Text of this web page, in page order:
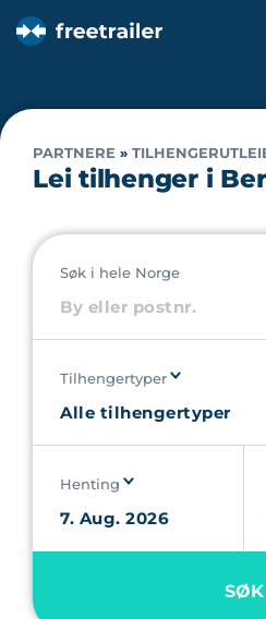
PARTNERE »
Lei tilhenger i
Søk i hele Norge
Tilhengertyper
Henting
SØK